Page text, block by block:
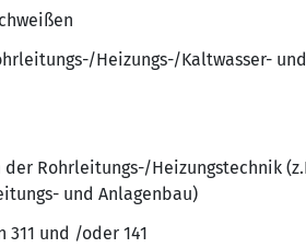
Heizungs-/Kaltwasser-
Rohrleitungs-/Heizungstechnik
und Anlagenbau)
und /oder 141